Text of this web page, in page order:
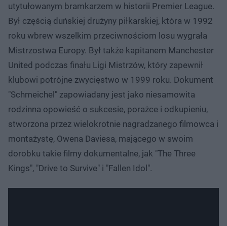
utytułowanym bramkarzem w historii Premier League.
Był częścią duńskiej drużyny piłkarskiej, która w 1992
roku wbrew wszelkim przeciwnościom losu wygrała
Mistrzostwa Europy. Był także kapitanem Manchester
United podczas finału Ligi Mistrzów, który zapewnił
klubowi potrójne zwycięstwo w 1999 roku. Dokument
"Schmeichel" zapowiadany jest jako niesamowita
rodzinna opowieść o sukcesie, porażce i odkupieniu,
stworzona przez wielokrotnie nagradzanego filmowca i
montażystę, Owena Daviesa, mającego w swoim
dorobku takie filmy dokumentalne, jak "The Three
Kings", "Drive to Survive" i "Fallen Idol".